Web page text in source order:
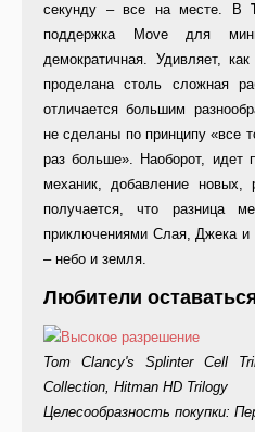
секунду – все на месте. В
поддержка Move для
демократичная. Удивляет,
проделана столь сложная
отличается большим
не сделаны по принципу «все
раз больше». Наоборот, идет
механик, добавление новых,
получается, что разница
приключениями Слая, Джека и
– небо и земля.
Любители
Tom Clancy's Splinter Cell
Collection, Hitman HD Trilogy
Целесообразность покупки: